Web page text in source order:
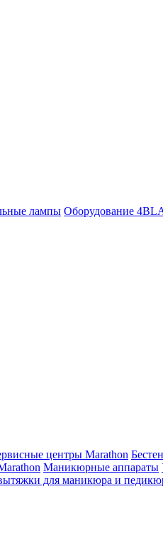
лампы Оборудование
центры Marathon
Маникюрные аппараты
для маникюра и